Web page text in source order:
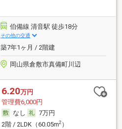
伯備線 清音駅 徒歩18分
その他の交通
築7年1ヶ月 / 2階建
岡山県倉敷市真備町川辺
6.20万円
管理費6,000円
なし
7万円
2階 / 2LDK（60.05m2）